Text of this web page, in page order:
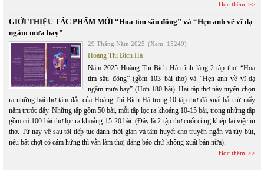
Đọc thêm
GIỚI THIỆU TÁC PHẨM MỚI “Hoa tím sầu đông” và “Hẹn anh về vĩ dạ
ngắm mưa bay”
29 Tháng Năm 2025 (Xem: 15249)
Hoàng Thị Bích Hà
Năm 2025 Hoàng Thị Bích Hà trình làng 2 tập thơ: “Hoa
tím sầu đông” (gồm 103 bài thơ) và “Hẹn anh về vĩ dạ
ngắm mưa bay” (Hơn 180 bài). Hai tập thơ này tuyển chọn
ra những bài thơ tâm đắc của Hoàng Thị Bích Hà trong 10 tập thơ đã xuất bản từ mấy
năm trước đây. Những tập gồm 50 bài, mỗi tập lọc ra khoảng 10-15 bài, trong những tập
gồm có 100 bài thơ lọc ra khoảng 15-20 bài. (Đây là 2 tập thơ cuối cùng khép lại việc in
thơ. Từ nay về sau tôi tiếp tục dành thời gian và tâm huyết cho truyện ngắn và tùy bút,
nếu bất chợt có cảm hứng thì vẫn làm thơ, đăng báo chứ không xuất bản nữa).
Đọc thêm